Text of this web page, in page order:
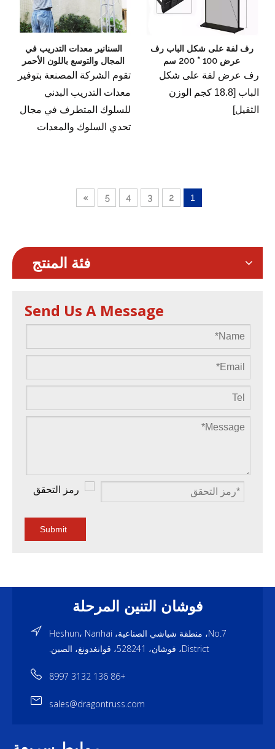
السنانير معدات التدريب في
المجال والتوسع باللون الأحمر
تقوم الشركة المصنعة بتوفير
معدات التدريب البدني
للسلوك المتطرف في مجال
تحدي السلوك والمعدات
رف لفة على شكل الباب رف
عرض 100 * 200 سم
رف عرض لفة على شكل
الباب [18.8 كجم الوزن
الثقيل]
1
2
3
4
5
»
فئة المنتج
Send Us A Message
Submit
فوشان التنين المرحلة
No.7، منطقة شياشي الصناعية، Heshun، Nanhai
District، فوشان، 528241، قوانغدونغ، الصين.
+86 136 3132 8997
sales@dragontruss.com